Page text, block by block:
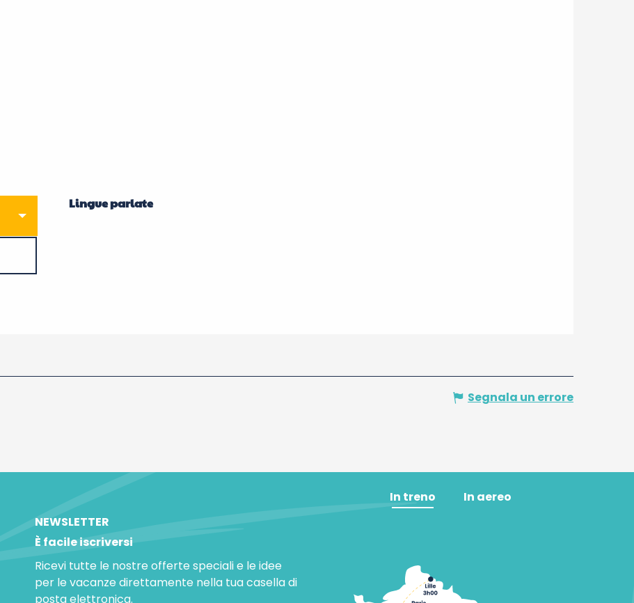
Lingue parlate
Lingue parlate
Segnala un errore
NEWSLETTER
È facile iscriversi
Ricevi tutte le nostre offerte speciali e le idee
per le vacanze direttamente nella tua casella di
posta elettronica.
In treno In aereo